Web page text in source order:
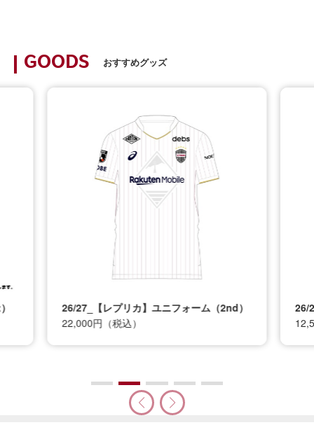
GOODS おすすめグッズ
26/27_【レプリカ】ユニフォーム（2nd）
22,000円（税込）
26/